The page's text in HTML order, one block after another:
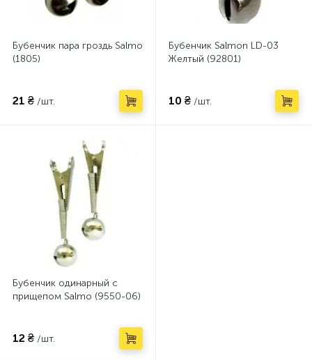
Бубенчик пара гроздь Salmo
(1805)
21 ₴ /шт.
Бубенчик Salmon LD-03
Желтый (92801)
10 ₴ /шт.
Бубенчик одинарный с
прищепом Salmo (9550-06)
12 ₴ /шт.